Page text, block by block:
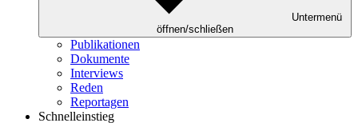
Untermenü
öffnen/schließen
Publikationen
Dokumente
Interviews
Reden
Reportagen
Schnelleinstieg